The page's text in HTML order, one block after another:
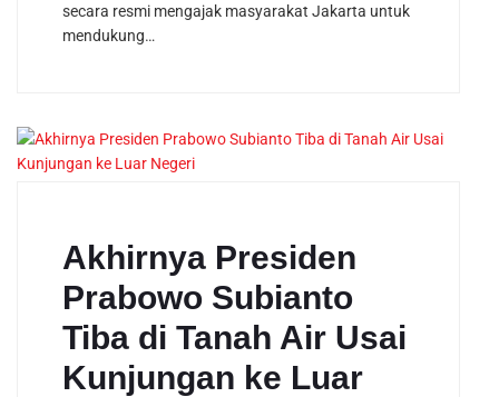
secara resmi mengajak masyarakat Jakarta untuk
mendukung…
Akhirnya Presiden
Prabowo Subianto
Tiba di Tanah Air Usai
Kunjungan ke Luar